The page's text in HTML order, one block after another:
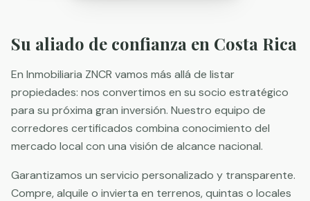
Su aliado de confianza en Costa Rica
En Inmobiliaria ZNCR vamos más allá de listar
propiedades: nos convertimos en su socio estratégico
para su próxima gran inversión. Nuestro equipo de
corredores certificados combina conocimiento del
mercado local con una visión de alcance nacional.
Garantizamos un servicio personalizado y transparente.
Compre, alquile o invierta en terrenos, quintas o locales